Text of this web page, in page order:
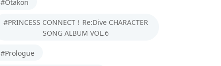
#Otakon
#PRINCESS CONNECT！Re:Dive CHARACTER
SONG ALBUM VOL.6
#Prologue